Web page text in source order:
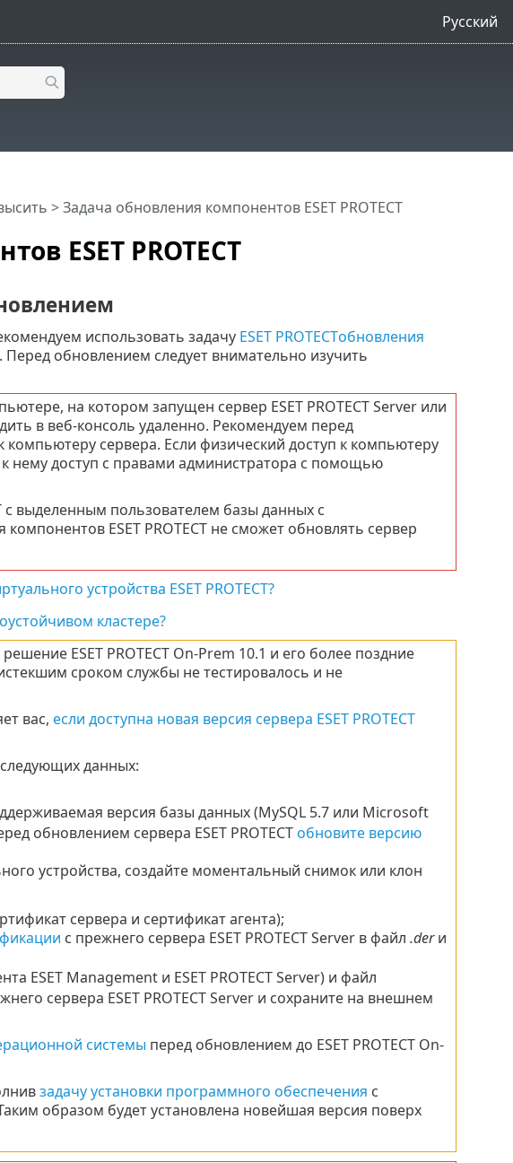
Русский
ESET PROTECT
> Задача обновления компонентов ESET PROTECT
использовать задачу ESET PROTECTобновления
Перед обновлением следует внимательно изучить
на котором запущен сервер ESET PROTECT Server или
в веб-консоль удаленно. Рекомендуем перед
сервера. Если физический доступ к компьютеру
нему доступ с правами администратора с помощью
с выделенным пользователем базы данных с
ESET PROTECT не сможет обновлять сервер
устройства ESET PROTECT?
кластере?
ESET PROTECT On-Prem 10.1 и его более поздние
сроком службы не тестировалось и не
вас, если доступна новая версия сервера ESET PROTECT
данных:
версия базы данных (MySQL 5.7 или Microsoft
обновлением сервера ESET PROTECTобновите версию
устройства, создайте моментальный снимок или клон
сервера и сертификат агента);
с прежнего сервера ESET PROTECT Server в файл .derи
ESET Management и ESET PROTECT Server) и файл
сервера ESET PROTECT Server и сохраните на внешнем
системы перед обновлением до ESET PROTECT On-
задачу установки программного обеспечения с
образом будет установлена новейшая версия поверх